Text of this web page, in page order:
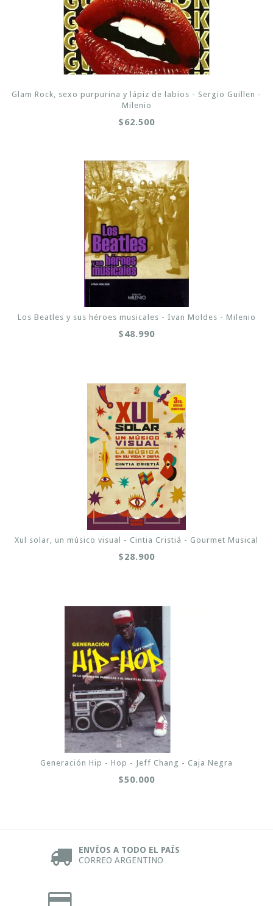
Glam Rock, sexo purpurina y lápiz de labios - Sergio Guillen -
Milenio
$62.500
Los Beatles y sus héroes musicales - Ivan Moldes - Milenio
$48.990
Xul solar, un músico visual - Cintia Cristiá - Gourmet Musical
$28.900
Generación Hip - Hop - Jeff Chang - Caja Negra
$50.000
ENVÍOS A TODO EL PAÍS
CORREO ARGENTINO